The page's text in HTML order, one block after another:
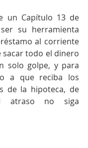
un Capítulo 13 de
su herramienta
al corriente
sacar todo el dinero
solo golpe, y para
a que reciba los
de la hipoteca, de
atraso no siga